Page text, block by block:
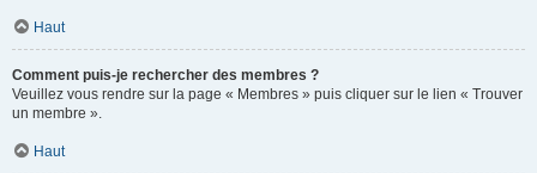
Haut
Comment puis-je rechercher des membres ?
Veuillez vous rendre sur la page « Membres » puis cliquer sur le lien « Trouver
un membre ».
Haut